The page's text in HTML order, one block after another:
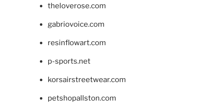
theloverose.com
gabriovoice.com
resinflowart.com
p-sports.net
korsairstreetwear.com
petshopallston.com